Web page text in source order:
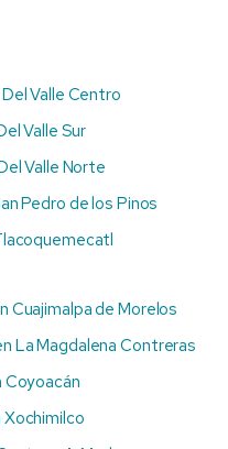
Valle Centro
Valle Sur
Valle Norte
Pedro de los Pinos
Cuajimalpa de Morelos
La Magdalena Contreras
Coyoacán